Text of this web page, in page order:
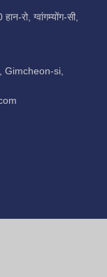
रो, ग्वांगम्योंग-सी,
si,